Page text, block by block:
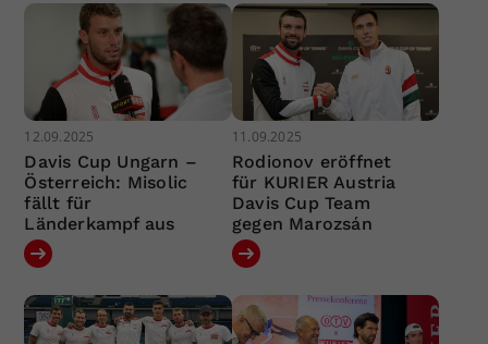
12.09.2025
Davis Cup Ungarn –
Österreich: Misolic
fällt für
Länderkampf aus
11.09.2025
Rodionov eröffnet
für KURIER Austria
Davis Cup Team
gegen Marozsán